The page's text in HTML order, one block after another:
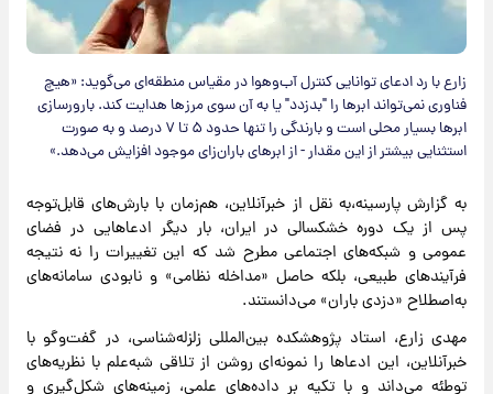
زارع با رد ادعای توانایی کنترل آب‌وهوا در مقیاس منطقه‌ای می‌گوید: «هیچ
فناوری نمی‌تواند ابرها را "بدزدد" یا به آن سوی مرزها هدایت کند. بارورسازی
ابرها بسیار محلی است و بارندگی را تنها حدود ۵ تا ۷ درصد و به صورت
استثنایی بیشتر از این مقدار - از ابرهای باران‌زای موجود افزایش می‌دهد.»
به گزارش پارسینه،به نقل از خبرآنلاین، هم‌زمان با بارش‌های قابل‌توجه
پس از یک دوره خشکسالی در ایران، بار دیگر ادعا‌هایی در فضای
عمومی و شبکه‌های اجتماعی مطرح شد که این تغییرات را نه نتیجه
فرآیند‌های طبیعی، بلکه حاصل «مداخله نظامی» و نابودی سامانه‌های
به‌اصطلاح «دزدی باران» می‌دانستند.
مهدی زارع، استاد پژوهشکده بین‌المللی زلزله‌شناسی، در گفت‌و‌گو با
خبرآنلاین، این ادعا‌ها را نمونه‌ای روشن از تلاقی شبه‌علم با نظریه‌های
توطئه می‌داند و با تکیه بر داده‌های علمی، زمینه‌های شکل‌گیری و